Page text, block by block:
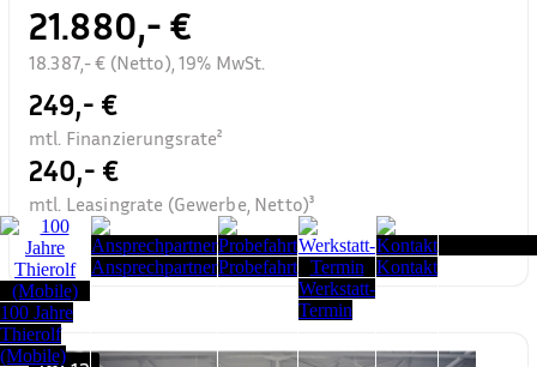
21.880,- €
18.387,- € (Netto), 19% MwSt.
249,- €
mtl. Finanzierungsrate²
240,- €
mtl. Leasingrate (Gewerbe, Netto)³
100 Jahre
Thierolf
(Mobile)
AnsprechpartnerProbefahrt
Werkstatt-
Termin
Kontakt